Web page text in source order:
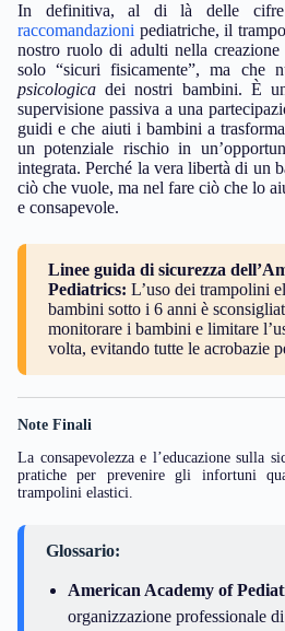
In definitiva, al di là delle
raccomandazioni pediatriche, il
nostro ruolo di adulti nella
solo “sicuri fisicamente”, ma che
psicologica dei nostri bambini. È
supervisione passiva a una
guidi e che aiuti i bambini a
un potenziale rischio in
integrata. Perché la vera libertà di un
ciò che vuole, ma nel fare ciò che lo
e consapevole.
Linee guida di sicurezza
Pediatrics: L’uso dei trampolini
bambini sotto i 6 anni è
monitorare i bambini e limitare
volta, evitando tutte le acrobazie
Note Finali
La consapevolezza e l’educazione sulla
pratiche per prevenire gli infortuni
trampolini elastici.
Glossario:
American Academy of
organizzazione professionale